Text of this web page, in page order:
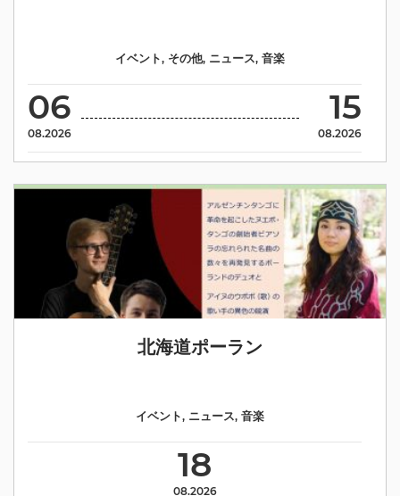
06
08.2026
15
08.2026
イベント, その他, ニュース, 音楽
北海道ポーラン
18
08.2026
イベント, ニュース, 音楽